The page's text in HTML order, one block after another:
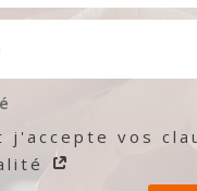
j'accepte vos